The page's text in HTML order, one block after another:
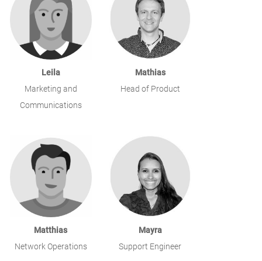
Leila
Marketing and
Communications
Mathias
Head of Product
Matthias
Network Operations
Mayra
Support Engineer